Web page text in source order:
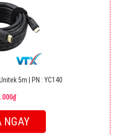
5m | PN : YC140
NGAY